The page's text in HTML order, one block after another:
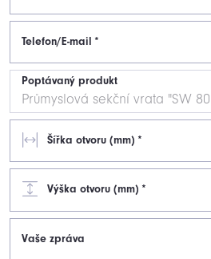
Telefon/E-mail *
Poptávaný produkt
Šířka otvoru (mm) *
Výška otvoru (mm) *
Vaše zpráva